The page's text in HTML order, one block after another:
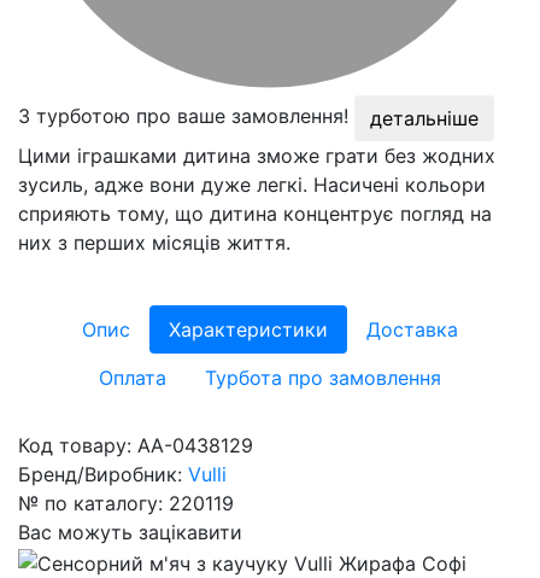
З турботою про ваше замовлення!
детальніше
Цими іграшками дитина зможе грати без жодних
зусиль, адже вони дуже легкі. Насичені кольори
сприяють тому, що дитина концентрує погляд на
них з перших місяців життя.
Опис Характеристики
Доставка
Оплата
Турбота про замовлення
Код товару: AA-0438129
Бренд/Виробник: Vulli
№ по каталогу: 220119
Вас можуть зацікавити